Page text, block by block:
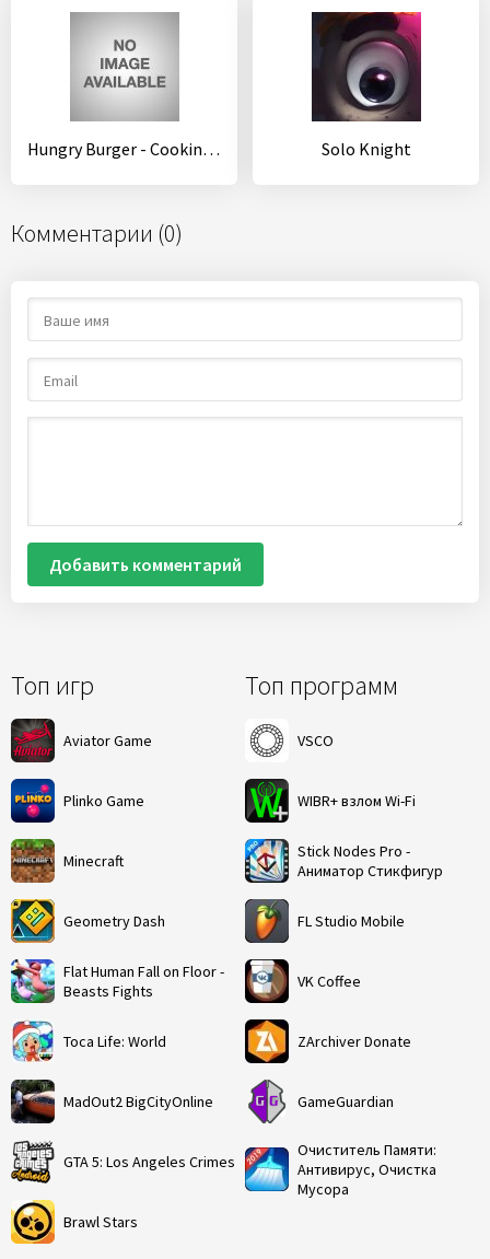
Топ игр
Aviator Game
Plinko Game
Minecraft
Geometry Dash
Flat Human Fall on Floor -
Beasts Fights
Toca Life: World
MadOut2 BigCityOnline
GTA 5: Los Angeles Crimes
Brawl Stars
Топ программ
VSCO
WIBR+ взлом Wi-Fi
Stick Nodes Pro -
Аниматор Стикфигур
FL Studio Mobile
VK Coffee
ZArchiver Donate
GameGuardian
Очиститель Памяти:
Антивирус, Очистка
Мусора
Hungry Burger - Cooking Games Solo Knight
Комментарии (0)
Добавить комментарий